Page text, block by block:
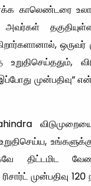
காலெண்டரை
அவர்கள்
ஒருவர்
உறுதிசெய்ததும்,
முன்பதிவு”
திட்டமிட
முன்பதிவு